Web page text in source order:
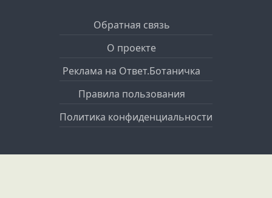
Обратная связь
О проекте
Реклама на Ответ.Ботаничка
Правила пользования
Политика конфиденциальности